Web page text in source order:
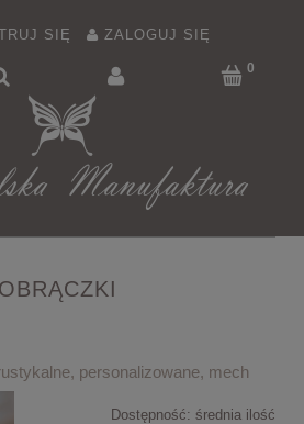
SIĘ ZALOGUJ SIĘ
personalizowane, mech
Dostępność: średnia ilość